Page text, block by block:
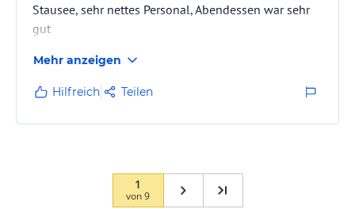
Stausee, sehr nettes Personal, Abendessen war sehr
gut
Mehr anzeigen
Hilfreich Teilen
1
von9